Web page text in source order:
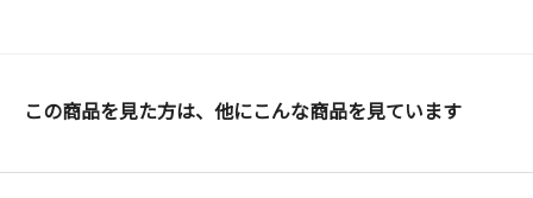
この商品を見た方は、他にこんな商品を見ています